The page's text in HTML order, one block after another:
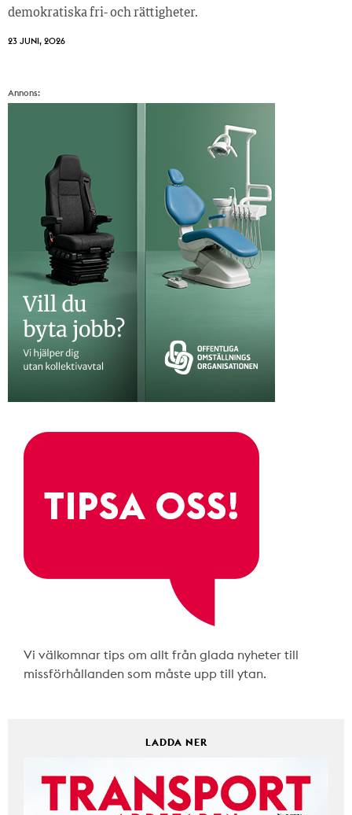
demokratiska fri- och rättigheter.
23 JUNI, 2026
Annons:
Vi välkomnar tips om allt från glada nyheter till
missförhållanden som måste upp till ytan.
LADDA NER